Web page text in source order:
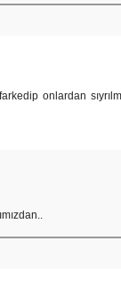
onlardan